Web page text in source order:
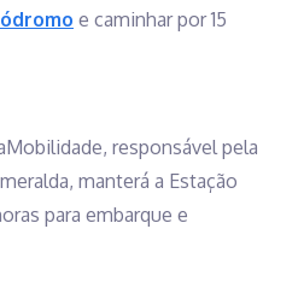
e caminhar por 15
responsável pela
manterá a Estação
para embarque e